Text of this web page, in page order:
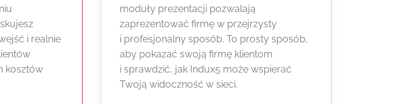
i realnie
kosztów
moduły prezentacji pozwalają
zaprezentować firmę w przejrzysty
i profesjonalny sposób. To prosty sposób,
aby pokazać swoją firmę klientom
i sprawdzić, jak Indux5 może wspierać
Twoją widoczność w sieci.